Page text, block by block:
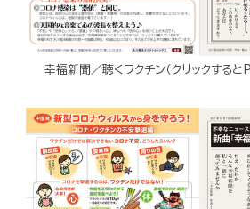
幸福新聞／聴くワクチン（クリックする